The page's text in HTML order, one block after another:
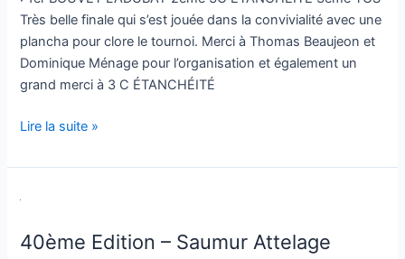
Très belle finale qui s’est jouée dans la convivialité avec une
plancha pour clore le tournoi. Merci à Thomas Beaujeon et
Dominique Ménage pour l’organisation et également un
grand merci à 3 C ÉTANCHÉITÉ
Lire la suite »
40ème Edition – Saumur Attelage
40ème
–